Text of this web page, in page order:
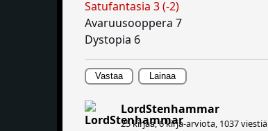
Satufantasia 3 (-2)
Avaruusooppera 7
Dystopia 6
Vastaa Lainaa
LordStenhammar
25 kirjaa, 6 kirja-arviota, 1037 viestiä